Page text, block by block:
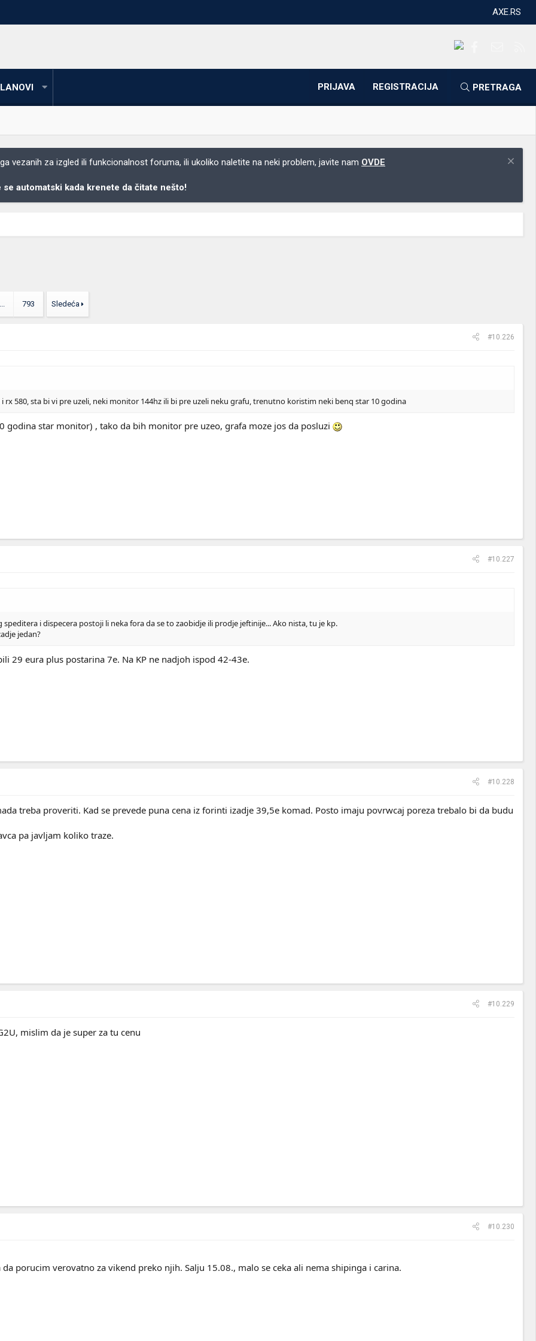
AXE.RS
PRIJAVA REGISTRACIJA PRETRAGA
vezanih za izgled ili funkcionalnost foruma, ili ukoliko naletite na neki problem, javite nam OVDE
se automatski kada krenete da čitate nešto!
793 Sledeća
#10.226
rx 580, sta bi vi pre uzeli, neki monitor 144hz ili bi pre uzeli neku grafu, trenutno koristim neki benq star 10 godina
godina star monitor) , tako da bih monitor pre uzeo, grafa moze jos da posluzi
#10.227
i dispecera postoji li neka fora da se to zaobidje ili prodje jeftinije... Ako nista, tu je kp.
jedan?
29 eura plus postarina 7e. Na KP ne nadjoh ispod 42-43e.
#10.228
treba proveriti. Kad se prevede puna cena iz forinti izadje 39,5e komad. Posto imaju povrwcaj poreza trebalo bi da budu
pa javljam koliko traze.
#10.229
mislim da je super za tu cenu
#10.230
porucim verovatno za vikend preko njih. Salju 15.08., malo se ceka ali nema shipinga i carina.